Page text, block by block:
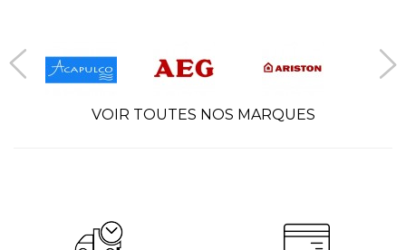
VOIR TOUTES NOS MARQUES